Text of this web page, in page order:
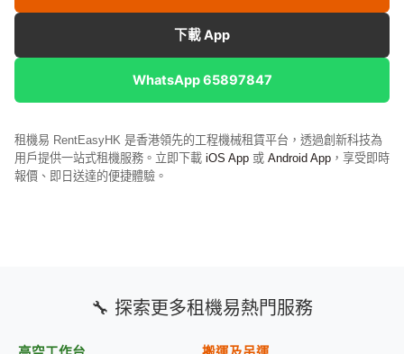
下載 App
WhatsApp 65897847
租機易 RentEasyHK 是香港領先的工程機械租賃平台，透過創新科技為
用戶提供一站式租機服務。立即下載 iOS App 或 Android App ，享受即時
報價、即日送達的便捷體驗。
🔧 探索更多租機易熱門服務